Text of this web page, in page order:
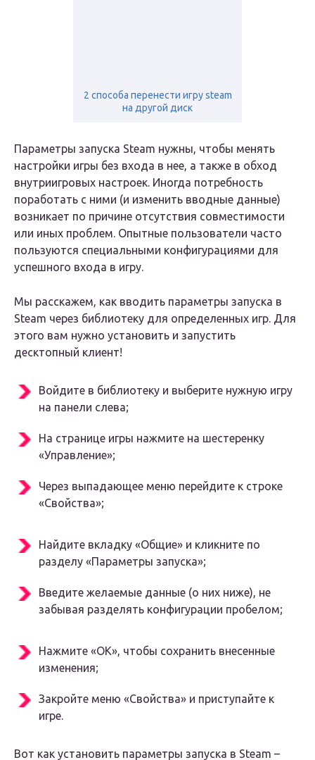
2 способа перенести игру steam
на другой диск
Параметры запуска Steam нужны, чтобы менять
настройки игры без входа в нее, а также в обход
внутриигровых настроек. Иногда потребность
поработать с ними (и изменить вводные данные)
возникает по причине отсутствия совместимости
или иных проблем. Опытные пользователи часто
пользуются специальными конфигурациями для
успешного входа в игру.
Мы расскажем, как вводить параметры запуска в
Steam через библиотеку для определенных игр. Для
этого вам нужно установить и запустить
десктопный клиент!
Войдите в библиотеку и выберите нужную игру
на панели слева;
На странице игры нажмите на шестеренку
«Управление»;
Через выпадающее меню перейдите к строке
«Свойства»;
Найдите вкладку «Общие» и кликните по
разделу «Параметры запуска»;
Введите желаемые данные (о них ниже), не
забывая разделять конфигурации пробелом;
Нажмите «ОК», чтобы сохранить внесенные
изменения;
Закройте меню «Свойства» и приступайте к
игре.
Вот как установить параметры запуска в Steam –